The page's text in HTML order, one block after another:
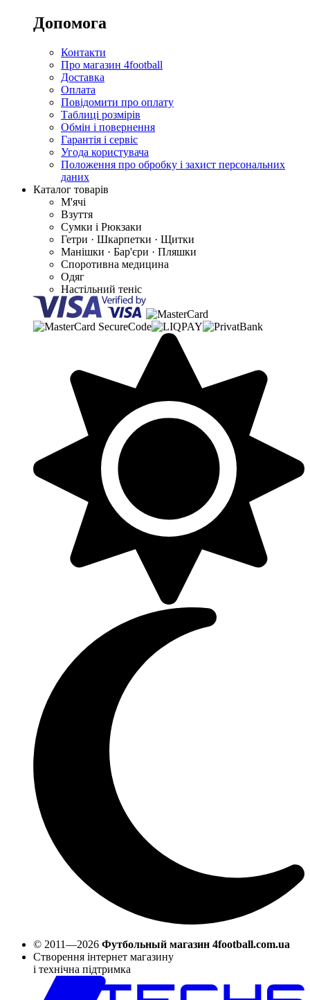
Допомога
Контакти
Про магазин 4football
Доставка
Оплата
Повідомити про оплату
Таблиці розмірів
Обмін і повернення
Гарантія і сервіс
Угода користувача
Положення про обробку і захист персональних
даних
Каталог товарів
М'ячі
Взуття
Сумки і Рюкзаки
Гетри · Шкарпетки · Щитки
Манішки · Бар'єри · Пляшки
Споротивна медицина
Одяг
Настільний теніс
© 2011—2026 Футбольный магазин 4football.com.ua
Створення інтернет магазину
і технічна підтримка